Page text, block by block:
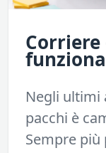
Corriere
Negli ultimi
pacchi è
Sempre più